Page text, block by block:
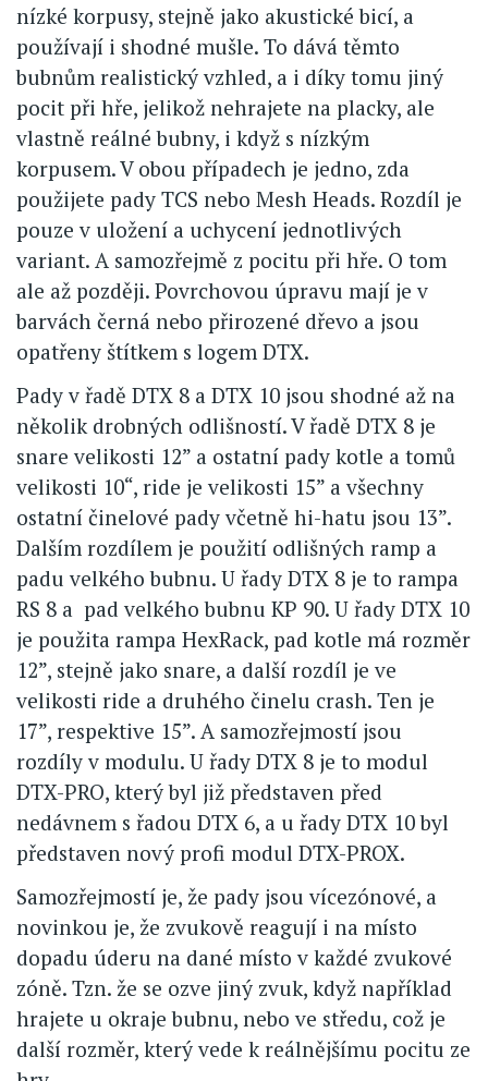
nízké korpusy, stejně jako akustické bicí, a
používají i shodné mušle. To dává těmto
bubnům realistický vzhled, a i díky tomu jiný
pocit při hře, jelikož nehrajete na placky, ale
vlastně reálné bubny, i když s nízkým
korpusem. V obou případech je jedno, zda
použijete pady TCS nebo Mesh Heads. Rozdíl je
pouze v uložení a uchycení jednotlivých
variant. A samozřejmě z pocitu při hře. O tom
ale až později. Povrchovou úpravu mají je v
barvách černá nebo přirozené dřevo a jsou
opatřeny štítkem s logem DTX.
Pady v řadě DTX 8 a DTX 10 jsou shodné až na
několik drobných odlišností. V řadě DTX 8 je
snare velikosti 12” a ostatní pady kotle a tomů
velikosti 10“, ride je velikosti 15” a všechny
ostatní činelové pady včetně hi-hatu jsou 13”.
Dalším rozdílem je použití odlišných ramp a
padu velkého bubnu. U řady DTX 8 je to rampa
RS 8 a pad velkého bubnu KP 90. U řady DTX 10
je použita rampa HexRack, pad kotle má rozměr
12”, stejně jako snare, a další rozdíl je ve
velikosti ride a druhého činelu crash. Ten je
17”, respektive 15”. A samozřejmostí jsou
rozdíly v modulu. U řady DTX 8 je to modul
DTX-PRO, který byl již představen před
nedávnem s řadou DTX 6, a u řady DTX 10 byl
představen nový profi modul DTX-PROX.
Samozřejmostí je, že pady jsou vícezónové, a
novinkou je, že zvukově reagují i na místo
dopadu úderu na dané místo v každé zvukové
zóně. Tzn. že se ozve jiný zvuk, když například
hrajete u okraje bubnu, nebo ve středu, což je
další rozměr, který vede k reálnějšímu pocitu ze